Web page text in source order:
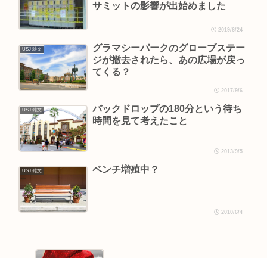
サミットの影響が出始めました
2019/6/24
USJ 雑文
グラマシーパークのグローブステー
ジが撤去されたら、あの広場が戻っ
てくる？
2017/9/6
USJ 雑文
バックドロップの180分という待ち
時間を見て考えたこと
2013/9/5
USJ 雑文 ベンチ増殖中？
2010/6/4